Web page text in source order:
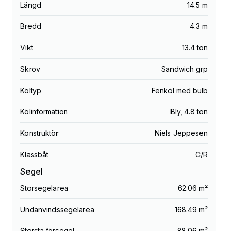
Längd 14.5 m
Bredd 4.3 m
Vikt 13.4 ton
Skrov Sandwich grp
Költyp Fenköl med bulb
Kölinformation Bly, 4.8 ton
Konstruktör Niels Jeppesen
Klassbåt C/R
Segel
Storsegelarea 62.06 m²
Undanvindssegelarea 168.49 m²